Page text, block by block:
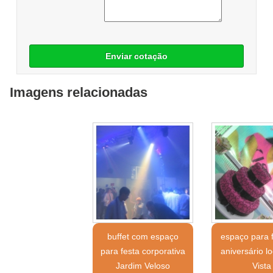
Enviar cotação
Imagens relacionadas
buffet com espaço
para festa corporativa
Jardim Veloso
espaço para
aniversário
Vista